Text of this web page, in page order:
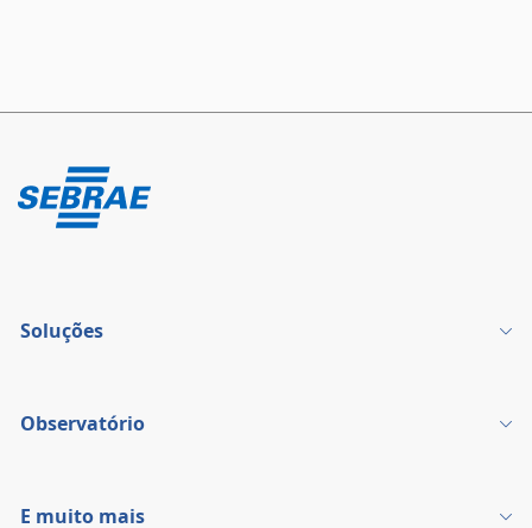
Soluções
Observatório
E muito mais